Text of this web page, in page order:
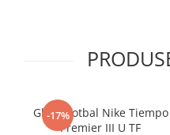
-17%
Ghete fotbal Nike Tiempo
Premier III U TF